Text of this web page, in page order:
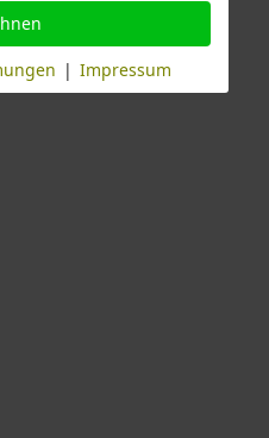
| Impressum